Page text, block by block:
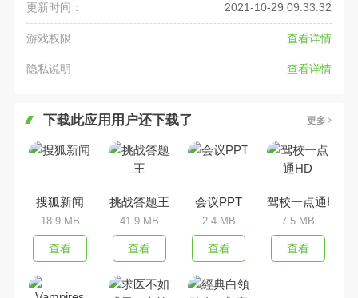
更新时间： 2021-10-29 09:33:32
游戏权限 查看详情
隐私说明 查看详情
下载此应用用户还下载了 更多
搜狐新闻
18.9 MB
查看
挑战答题王
41.9 MB
查看
会议PPT
2.4 MB
查看
驾校一点通HD
7.5 MB
查看